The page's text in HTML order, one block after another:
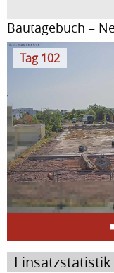
Bautagebuch –
Tag 102
Einsatzstatistik